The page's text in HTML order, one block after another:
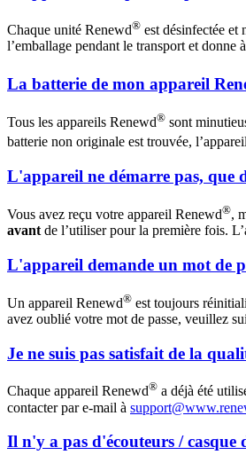
Chaque unité Renewd® est désinfectée et
l’emballage pendant le transport et donne
La batterie de mon appareil
Tous les appareils Renewd® sont
batterie non originale est trouvée,
L'appareil ne démarre pas, que
Vous avez reçu votre appareil Renewd®,
avant de l’utiliser pour la première fois.
L'appareil demande un mot de
Un appareil Renewd® est toujours
avez oublié votre mot de passe, veuillez
Je ne suis pas satisfait de la
Chaque appareil Renewd® a déjà été
contacter par e-mail à
Il n'y a pas d'écouteurs / casque